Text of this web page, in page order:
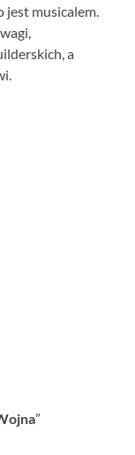
jest musicalem.
a
”